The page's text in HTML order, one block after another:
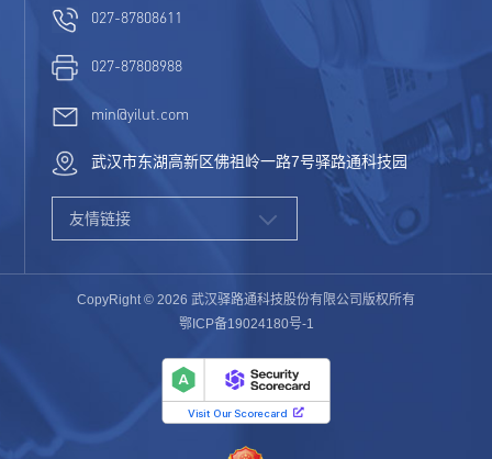
ARPU(每用户平均收益)的年增长率
027-87808611
027-87808988
min@yilut.com
武汉市东湖高新区佛祖岭一路7号驿路通科技园
友情链接
CopyRight © 2026 武汉驿路通科技股份有限公司版权所有
鄂ICP备19024180号-1